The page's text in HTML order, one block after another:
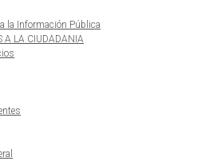
la Información Pública
A LA CIUDADANIA